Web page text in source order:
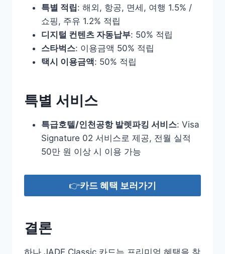
특별 적립: 해외, 항공, 면세, 여행 1.5% /
쇼핑, 주유 1.2% 적립
디지털 컨텐츠 자동납부: 50% 적립
스타벅스: 이용금액 50% 적립
택시 이용금액: 50% 적립
특별 서비스
특급호텔/인천공항 발렛파킹 서비스: Visa
Signature 02 서비스로 제공, 전월 실적
50만 원 이상 시 이용 가능
👉카드 혜택 보러가기
결론
하나 JADE Classic 카드는 프리미엄 혜택을 찾